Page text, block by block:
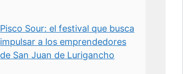
Pisco Sour: el festival que busca
impulsar a los emprendedores
de San Juan de Lurigancho